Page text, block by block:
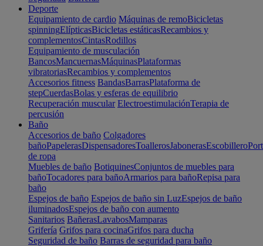
Deporte
Equipamiento de cardio Máquinas de remoBicicletas
spinningElípticasBicicletas estáticasRecambios y
complementosCintasRodillos
Equipamiento de musculación
BancosMancuernasMáquinasPlataformas
vibratoriasRecambios y complementos
Accesorios fitness BandasBarrasPlataforma de
stepCuerdasBolas y esferas de equilibrio
Recuperación muscular ElectroestimulaciónTerapia de
percusión
Baño
Accesorios de baño Colgadores
bañoPapelerasDispensadoresToallerosJabonerasEscobillero
de ropa
Muebles de baño BotiquinesConjuntos de muebles para
bañoTocadores para bañoArmarios para bañoRepisa para
baño
Espejos de baño Espejos de baño sin LuzEspejos de baño
iluminadosEspejos de baño con aumento
Sanitarios BañerasLavabosMamparas
Grifería Grifos para cocinaGrifos para ducha
Seguridad de baño Barras de seguridad para baño